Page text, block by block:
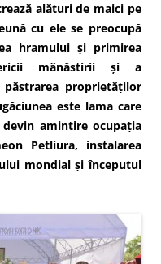
alături de maici pe
cu ele se preocupă
hramului și primirea
mânăstirii și a
proprietăților
este lama care
amintire ocupația
Petliura, instalarea
mondial și începutul